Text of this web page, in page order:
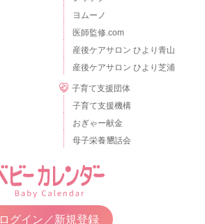
ヨムーノ
医師監修.com
産後ケアサロン ひより青山
産後ケアサロン ひより芝浦
子育て支援団体
子育て支援機構
おぎゃー献金
母子栄養懇話会
ログイン／新規登録